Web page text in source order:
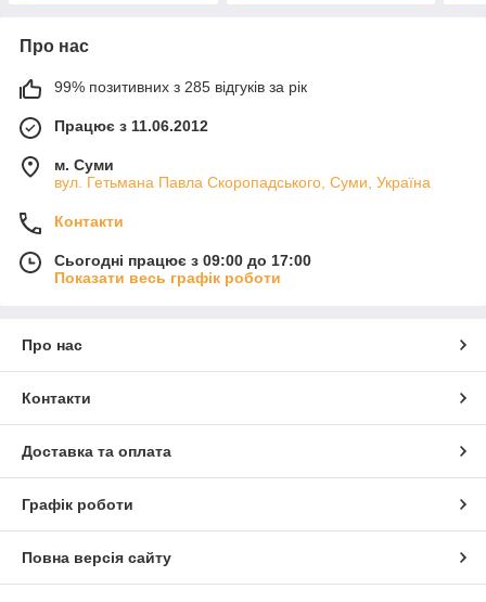
Про нас
99% позитивних з 285 відгуків за рік
Працює з 11.06.2012
м. Суми
вул. Гетьмана Павла Скоропадського, Суми, Україна
Контакти
Сьогодні працює з 09:00 до 17:00
Показати весь графік роботи
Про нас
Контакти
Доставка та оплата
Графік роботи
Повна версія сайту